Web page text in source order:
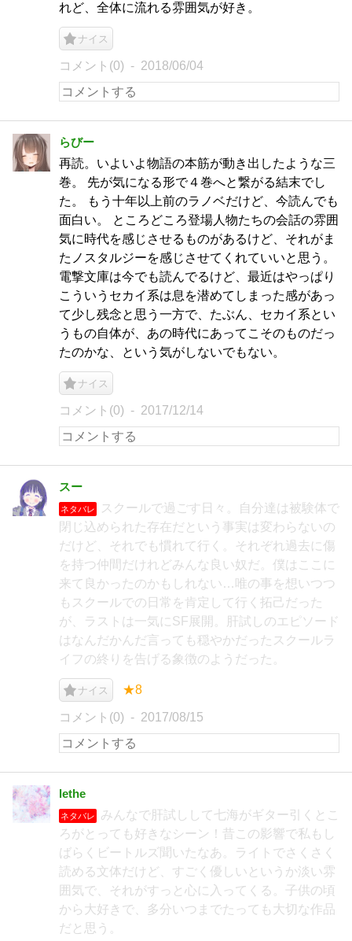
れど、全体に流れる雰囲気が好き。
ナイス
コメント(0) 2018/06/04
らびー
再読。いよいよ物語の本筋が動き出したような三
巻。 先が気になる形で４巻へと繋がる結末でし
た。 もう十年以上前のラノベだけど、今読んでも
面白い。 ところどころ登場人物たちの会話の雰囲
気に時代を感じさせるものがあるけど、それがま
たノスタルジーを感じさせてくれていいと思う。
電撃文庫は今でも読んでるけど、最近はやっぱり
こういうセカイ系は息を潜めてしまった感があっ
て少し残念と思う一方で、たぶん、セカイ系とい
うもの自体が、あの時代にあってこそのものだっ
たのかな、という気がしないでもない。
ナイス
コメント(0) 2017/12/14
スー
ネタバレ
スクールで過ごす日々。自分達は被験体で
閉じ込められた存在だという事実は変わらないの
だけど、それでも慣れて行く。それぞれ過去に傷
を持つ仲間だけれどみんな良い奴だ。僕はここに
来て良かったのかもしれない…唯の事を想いつつ
もスクールでの日常を肯定して行く拓己だった
が、ラストは一気にSF展開。肝試しのエピソード
はなんだかんだ言っても穏やかだったスクールラ
イフの終りを告げる象徴のようだった。
ナイス ★8
コメント(0) 2017/08/15
lethe
ネタバレ
みんなで肝試しして七海がギター引くとこ
ろがとっても好きなシーン！昔この影響で私もし
ばらくビートルズ聞いたなあ。ライトでさくさく
読める文体だけど、すごく優しいというか淡い雰
囲気で、それがすっと心に入ってくる。子供の頃
から大好きで、多分いつまでたっても大切な作品
だと思う。